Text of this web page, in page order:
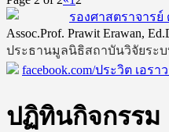
รองศาสตราจารย์
Assoc.Prof. Prawit Erawan,
ประธานมูลนิธิสถาบันวิจัยระ
facebook.com/ประวิต เอร
ปฏิทินกิจกรรม